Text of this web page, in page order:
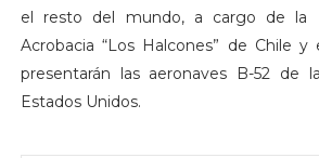
el resto del mundo, a cargo de la
Acrobacia “Los Halcones” de Chile
presentarán las aeronaves B-52 de
Estados Unidos.